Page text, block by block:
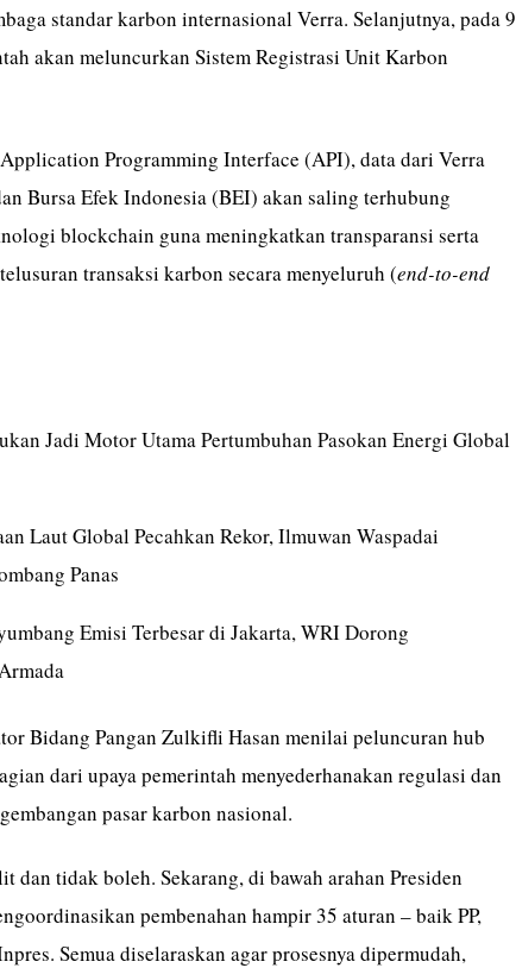
standar karbon internasional Verra. Selanjutnya, pada 9
akan meluncurkan Sistem Registrasi Unit Karbon
Programming Interface (API), data dari Verra
Bursa Efek Indonesia (BEI) akan saling terhubung
blockchain guna meningkatkan transparansi serta
transaksi karbon secara menyeluruh (end-to-end
Jadi Motor Utama Pertumbuhan Pasokan Energi Global
Laut Global Pecahkan Rekor, Ilmuwan Waspadai
Panas
Emisi Terbesar di Jakarta, WRI Dorong
Bidang Pangan Zulkifli Hasan menilai peluncuran hub
dari upaya pemerintah menyederhanakan regulasi dan
pasar karbon nasional.
dan tidak boleh. Sekarang, di bawah arahan Presiden
pembenahan hampir 35 aturan – baik PP,
Semua diselaraskan agar prosesnya dipermudah,